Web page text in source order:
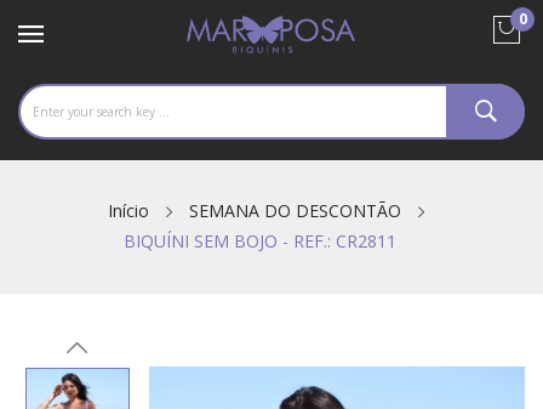
0
Início
SEMANA DO DESCONTÃO
BIQUÍNI SEM BOJO - REF.: CR2811